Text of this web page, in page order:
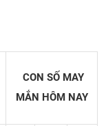
CON SỐ MAY
MẮN HÔM NAY